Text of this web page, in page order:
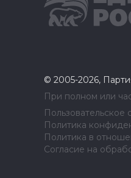
© 2005-2026,
При полном или
Пользовательское
Политика
Политика в
Согласие на